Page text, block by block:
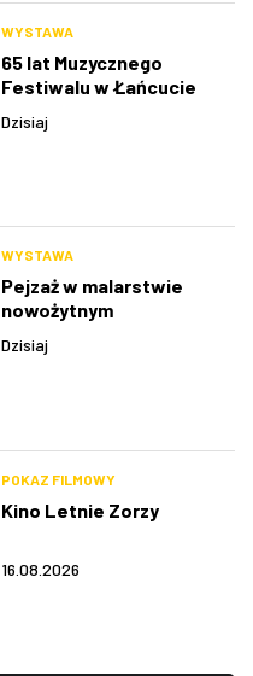
WYSTAWA
65 lat Muzycznego
Festiwalu w Łańcucie
Dzisiaj
WYSTAWA
Pejzaż w malarstwie
nowożytnym
Dzisiaj
POKAZ FILMOWY
Kino Letnie Zorzy
16.08.2026